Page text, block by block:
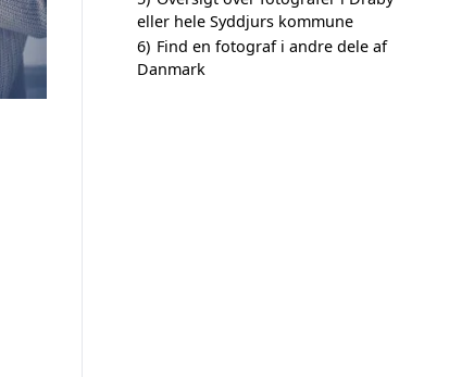
eller hele Syddjurs kommune
6) Find en fotograf i andre dele af
Danmark